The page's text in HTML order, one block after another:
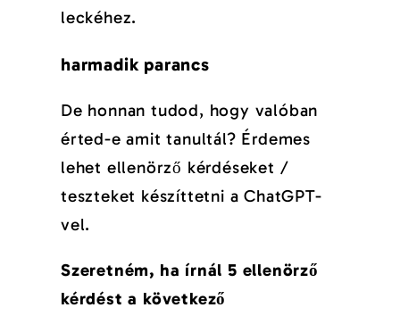
leckéhez.
harmadik parancs
De honnan tudod, hogy valóban
érted-e amit tanultál? Érdemes
lehet ellenörző kérdéseket /
teszteket készíttetni a ChatGPT-
vel.
Szeretném, ha írnál 5 ellenörző
kérdést a következő